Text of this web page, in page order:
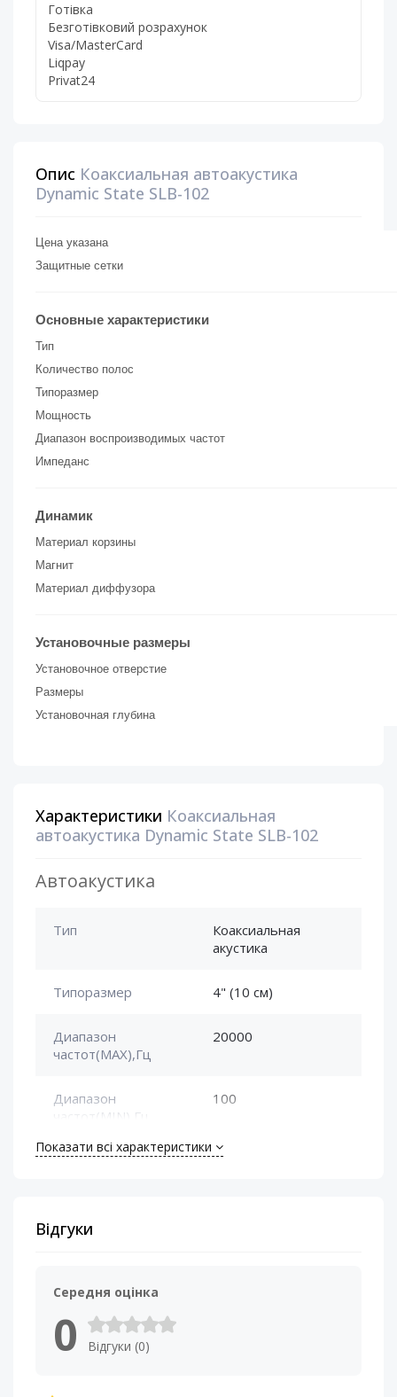
Готівка
Безготівковий розрахунок
Visa/MasterCard
Liqpay
Privat24
Опис Коаксиальная автоакустика
Dynamic State SLB-102
Цена указана
Защитные сетки
Основные характеристики
Тип
Количество полос
Типоразмер
Мощность
Диапазон воспроизводимых частот
Импеданс
Динамик
Материал корзины
Магнит
Материал диффузора
Установочные размеры
Установочное отверстие
Размеры
Установочная глубина
Характеристики Коаксиальная
автоакустика Dynamic State SLB-102
Автоакустика
Тип
Коаксиальная
акустика
Типоразмер 4" (10 см)
Диапазон
частот(MAX),Гц
20000
Диапазон
частот(MIN),Гц
100
Номинальная
30
Сопротивление
катушки, Ом
Установочная глубина,
мм
Показати всі характеристики
Відгуки
Середня оцінка
0 Відгуки (0)